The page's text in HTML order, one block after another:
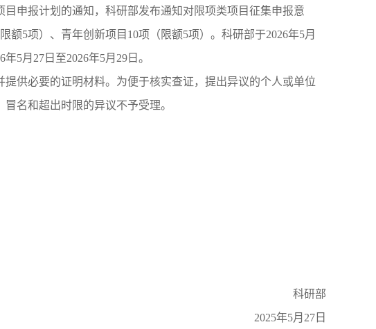
申报计划的通知，科研部发布通知对限项类项目征集申报意
5项）、青年创新项目10项（限额5项）。科研部于2026年5月
5月27日至2026年5月29日。
供必要的证明材料。为便于核实查证，提出异议的个人或单位
名和超出时限的异议不予受理。
科研部
2025年5月27日